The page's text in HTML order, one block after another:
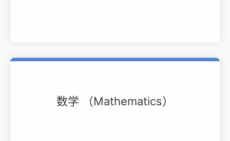
数学 （Mathematics）